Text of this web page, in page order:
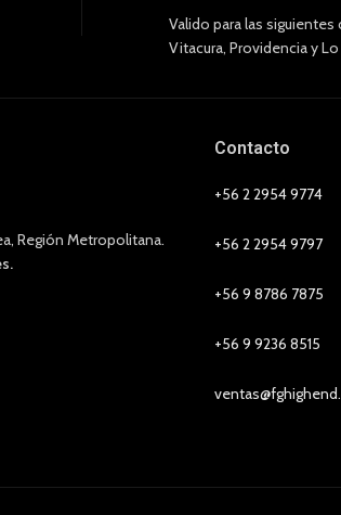
Valido para las siguientes
Vitacura, Providencia y
Región Metropolitana.
Contacto
+56 2 2954 9774
+56 2 2954 9797
+56 9 8786 7875
+56 9 9236 8515